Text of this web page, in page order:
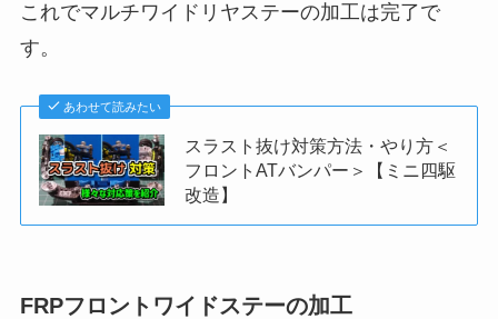
これでマルチワイドリヤステーの加工は完了で
す。
あわせて読みたい
スラスト抜け対策方法・やり方＜
フロントATバンパー＞【ミニ四駆
改造】
FRPフロントワイドステーの加工